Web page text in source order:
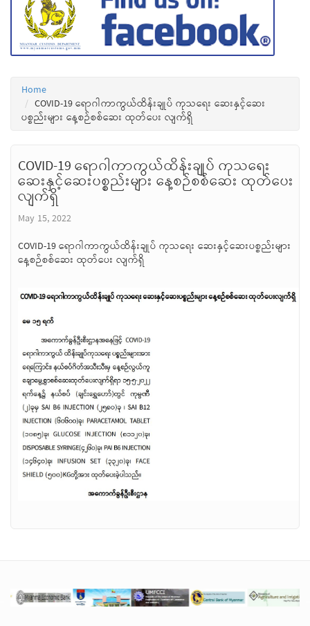
Home
COVID-19 ရောဂါကာကွယ်ထိန်းချုပ် ကုသရေး ဆေးနှင့်ဆေး
ပစ္စည်းများ နေ့စဉ်စစ်ဆေး ထုတ်ပေး လျက်ရှိ
COVID-19 ရောဂါကာကွယ်ထိန်းချုပ် ကုသရေး
ဆေးနှင့်ဆေးပစ္စည်းများ နေ့စဉ်စစ်ဆေး ထုတ်ပေး
လျက်ရှိ
May 15, 2022
COVID-19 ရောဂါကာကွယ်ထိန်းချုပ် ကုသရေး ဆေးနှင့်ဆေးပစ္စည်းများ
နေ့စဉ်စစ်ဆေး ထုတ်ပေး လျက်ရှိ